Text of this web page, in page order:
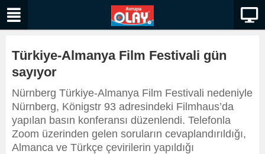
Türkiye-Almanya Film Festivali gün
sayıyor
Nürnberg Türkiye-Almanya Film Festivali nedeniyle
Nürnberg, Königstr 93 adresindeki Filmhaus’da
yapılan basın konferansı düzenlendi. Telefonla
Zoom üzerinden gelen soruların cevaplandırıldığı,
Almanca ve Türkçe çevirilerin yapıldığı